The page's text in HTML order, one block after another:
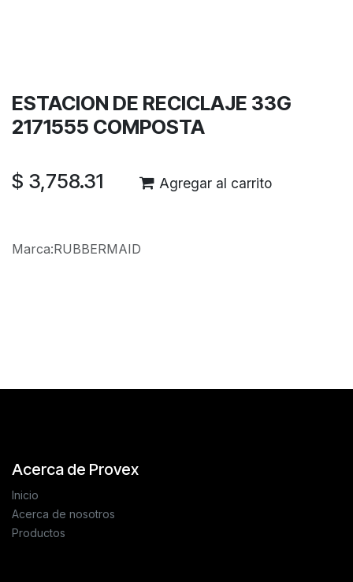
ESTACION DE RECICLAJE 33G
2171555 COMPOSTA
$ 3,758.31 Agregar al carrito
Marca:RUBBERMAID
Acerca de Provex
Inicio
Acerca de nosotros
Productos